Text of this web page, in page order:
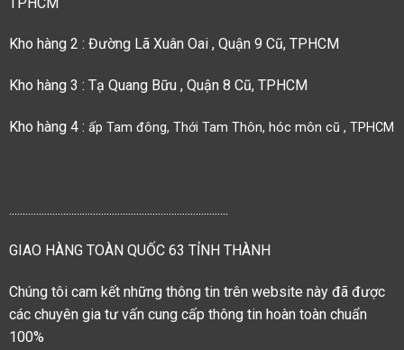
Kho hàng 2 : Đường Lã Xuân Oai , Quận 9 Cũ, TPHCM
Kho hàng 3 : Tạ Quang Bữu , Quận 8 Cũ, TPHCM
Kho hàng 4 : ấp Tam đông, Thới Tam Thôn, hóc môn cũ , TPHCM
.................................................................................
GIAO HÀNG TOÀN QUỐC 63 TỈNH THÀNH
Chúng tôi cam kết những thông tin trên website này đã được
các chuyên gia tư vấn cung cấp thông tin hoàn toàn chuẩn
100%